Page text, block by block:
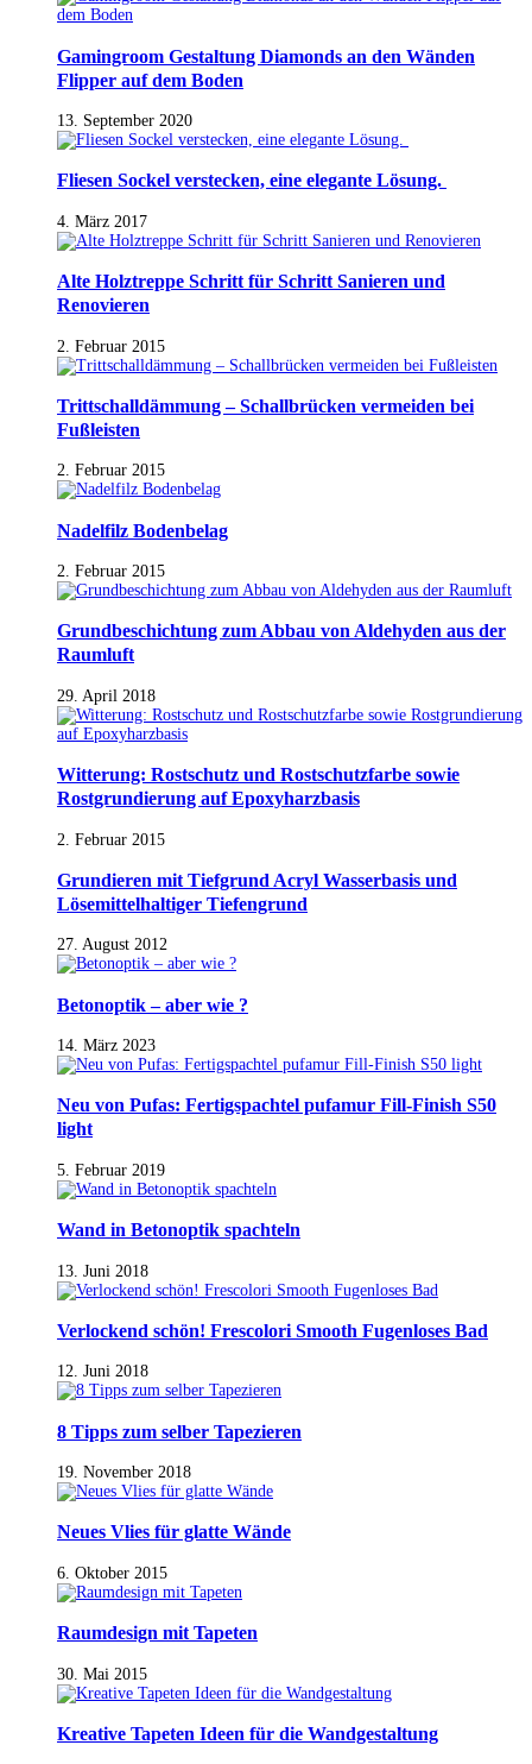
Gamingroom Gestaltung Diamonds an den Wänden
Flipper auf dem Boden
13. September 2020
Fliesen Sockel verstecken, eine elegante Lösung.
4. März 2017
Alte Holztreppe Schritt für Schritt Sanieren und
Renovieren
2. Februar 2015
Trittschalldämmung – Schallbrücken vermeiden bei
Fußleisten
2. Februar 2015
Nadelfilz Bodenbelag
2. Februar 2015
Grundbeschichtung zum Abbau von Aldehyden aus der
Raumluft
29. April 2018
Witterung: Rostschutz und Rostschutzfarbe sowie
Rostgrundierung auf Epoxyharzbasis
2. Februar 2015
Grundieren mit Tiefgrund Acryl Wasserbasis und
Lösemittelhaltiger Tiefengrund
27. August 2012
Betonoptik – aber wie ?
14. März 2023
Neu von Pufas: Fertigspachtel pufamur Fill-Finish S50
light
5. Februar 2019
Wand in Betonoptik spachteln
13. Juni 2018
Verlockend schön! Frescolori Smooth Fugenloses Bad
12. Juni 2018
8 Tipps zum selber Tapezieren
19. November 2018
Neues Vlies für glatte Wände
6. Oktober 2015
Raumdesign mit Tapeten
30. Mai 2015
Kreative Tapeten Ideen für die Wandgestaltung